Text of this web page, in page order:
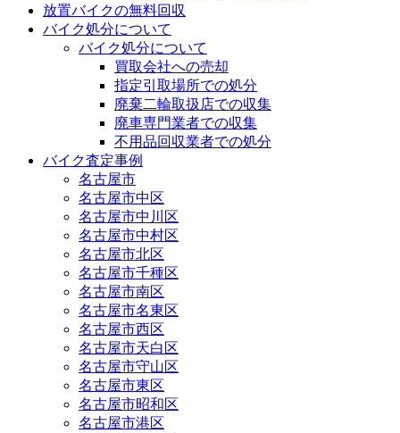
放置バイクの無料回収
バイク処分について
バイク処分について
買取会社への売却
指定引取場所での処分
廃棄二輪取扱店での収集
廃車専門業者での収集
不用品回収業者での処分
バイク査定事例
名古屋市
名古屋市中区
名古屋市中川区
名古屋市中村区
名古屋市北区
名古屋市千種区
名古屋市南区
名古屋市名東区
名古屋市西区
名古屋市天白区
名古屋市守山区
名古屋市東区
名古屋市昭和区
名古屋市港区